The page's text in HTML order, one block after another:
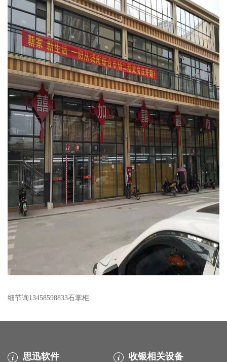
细节询13458598833石掌柜
思迅软件 收银相关设备